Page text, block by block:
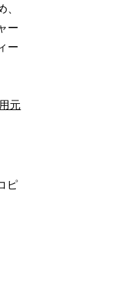
、
ー
ー
元
ピ